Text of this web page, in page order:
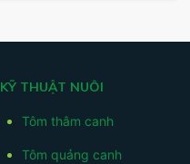
KỸ THUẬT NUÔI
Tôm thâm canh
Tôm quảng canh